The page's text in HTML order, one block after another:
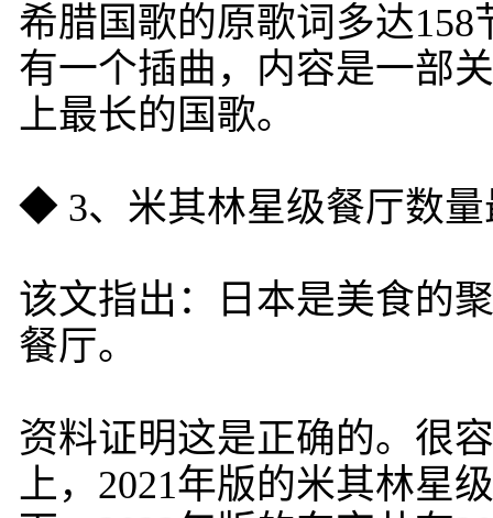
希腊国歌的原歌词多达
有一个插曲，内容是一部
上最长的国歌。
◆ 3、米其林星级餐厅数
该文指出：日本是美食的
餐厅。
资料证明这是正确的。很
上，2021年版的米其林星